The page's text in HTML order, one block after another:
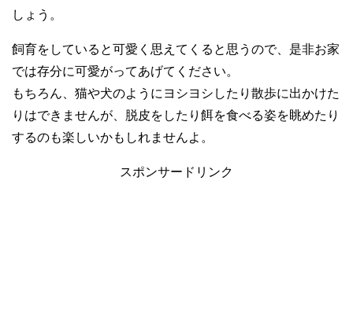
しょう。
飼育をしていると可愛く思えてくると思うので、是非お家
では存分に可愛がってあげてください。
もちろん、猫や犬のようにヨシヨシしたり散歩に出かけた
りはできませんが、脱皮をしたり餌を食べる姿を眺めたり
するのも楽しいかもしれませんよ。
スポンサードリンク